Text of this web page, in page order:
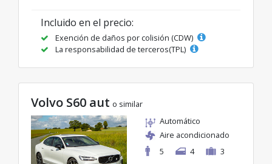
Incluido en el precio:
Exención de daños por colisión (CDW)
La responsabilidad de terceros(TPL)
Volvo S60 aut o similar
Automático
Aire acondicionado
5
4 3